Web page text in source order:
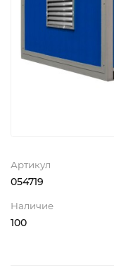
Артикул
054719
Наличие
100